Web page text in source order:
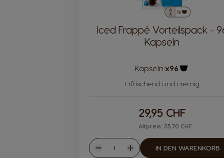
Iced Frappé Vorteilspack -
Kapseln
Kapseln:x96
Erfrischend und cremig
29,95 CHF
Altpreis: 35.70 CHF
Weniger
Menge
Mehr
IN DEN WARENKORB